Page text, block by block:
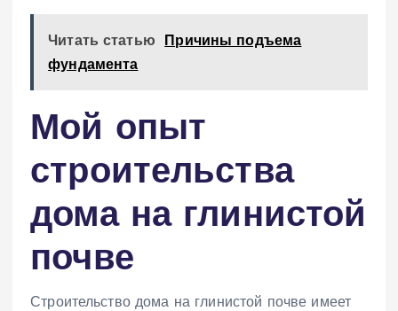
Читать статью Причины подъема
фундамента
Мой опыт
строительства
дома на глинистой
почве
Строительство дома на глинистой почве имеет